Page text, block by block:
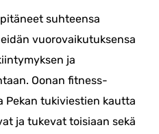
suhteensa
vuorovaikutuksensa
ja
Oonan fitness-
Pekan tukiviestien kautta
ja tukevat toisiaan sekä